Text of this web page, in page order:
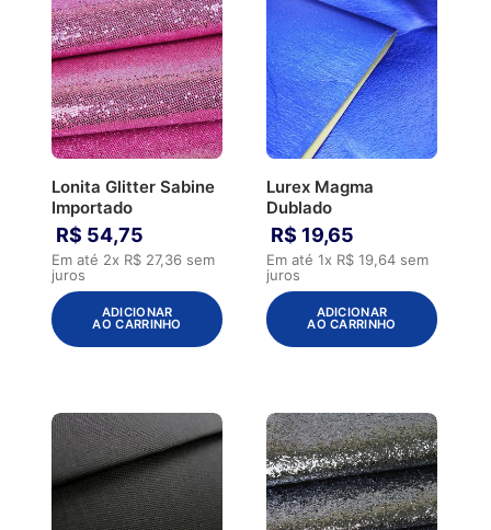
Lonita Glitter Sabine
Importado
R$ 54,75
Em até 2x R$ 27,36 sem
juros
ADICIONAR
AO CARRINHO
Lurex Magma
Dublado
R$ 19,65
Em até 1x R$ 19,64 sem
juros
ADICIONAR
AO CARRINHO